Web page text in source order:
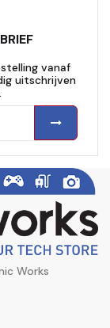
vanaf
uitschrijven
Works